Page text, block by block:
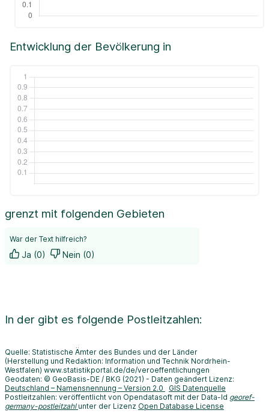
Entwicklung der Bevölkerung in
grenzt mit folgenden Gebieten
War der Text hilfreich?
Ja (0) Nein (0)
In der gibt es folgende Postleitzahlen:
Quelle: Statistische Ämter des Bundes und der Länder
(Herstellung und Redaktion: Information und Technik Nordrhein-
Westfalen) www.statistikportal.de/de/veroeffentlichungen
Geodaten: © GeoBasis-DE / BKG (2021) - Daten geändert Lizenz:
Deutschland – Namensnennung – Version 2.0
GIS Datenquelle
Postleitzahlen: veröffentlicht von Opendatasoft mit der Data-Id georef-
germany-postleitzahl unter der Lizenz Open Database License